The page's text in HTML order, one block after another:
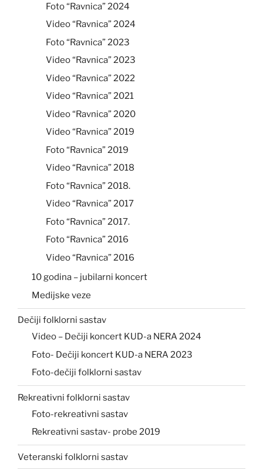
Foto “Ravnica” 2024
Video “Ravnica” 2024
Foto “Ravnica” 2023
Video “Ravnica” 2023
Video “Ravnica” 2022
Video “Ravnica” 2021
Video “Ravnica” 2020
Video “Ravnica” 2019
Foto “Ravnica” 2019
Video “Ravnica” 2018
Foto “Ravnica” 2018.
Video “Ravnica” 2017
Foto “Ravnica” 2017.
Foto “Ravnica” 2016
Video “Ravnica” 2016
10 godina – jubilarni koncert
Medijske veze
Dečiji folklorni sastav
Video – Dečiji koncert KUD-a NERA 2024
Foto- Dečiji koncert KUD-a NERA 2023
Foto-dečiji folklorni sastav
Rekreativni folklorni sastav
Foto-rekreativni sastav
Rekreativni sastav- probe 2019
Veteranski folklorni sastav